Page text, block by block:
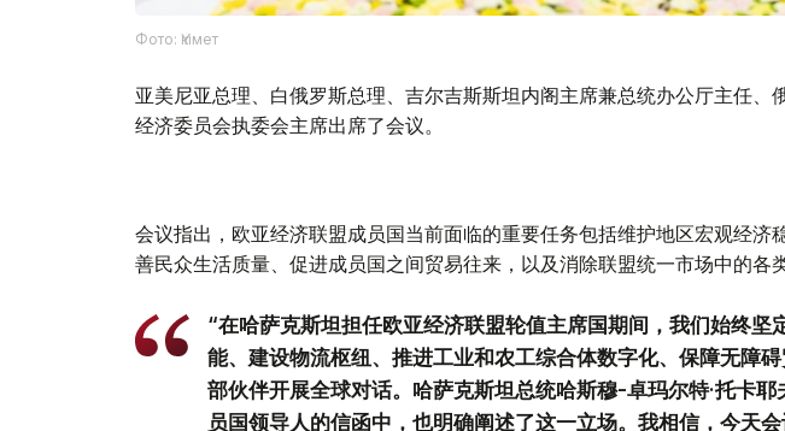
Фото: Үкімет
亚美尼亚总理、白俄罗斯总理、吉尔吉斯斯坦内阁主席兼总统办公厅主任、
经济委员会执委会主席出席了会议。
会议指出，欧亚经济联盟成员国当前面临的重要任务包括维护地区宏观经济
善民众生活质量、促进成员国之间贸易往来，以及消除联盟统一市场中的各类
“在哈萨克斯坦担任欧亚经济联盟轮值主席国期间，我们始终坚
能、建设物流枢纽、推进工业和农工综合体数字化、保障无障
部伙伴开展全球对话。哈萨克斯坦总统哈斯穆-卓玛尔特·托卡耶
员国领导人的信函中，也明确阐述了这一立场。我相信，今天